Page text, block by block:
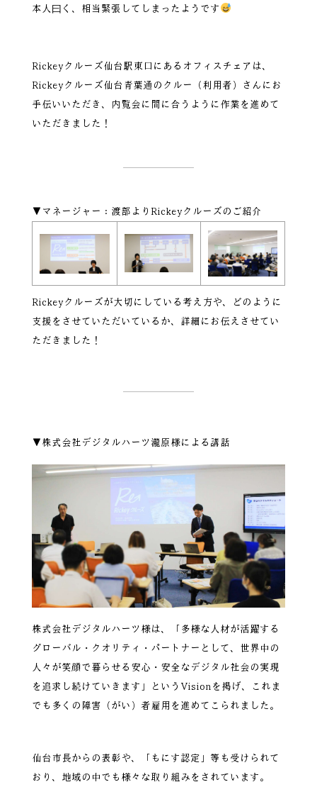
本人曰く、相当緊張してしまったようです
Rickeyクルーズ仙台駅東口にあるオフィスチェアは、
Rickeyクルーズ仙台青葉通のクルー（利用者）さんにお
手伝いいただき、内覧会に間に合うように作業を進めて
いただきました！
▼マネージャー：渡部よりRickeyクルーズのご紹介
Rickeyクルーズが大切にしている考え方や、どのように
支援をさせていただいているか、詳細にお伝えさせてい
ただきました！
▼株式会社デジタルハーツ瀧原様による講話
株式会社デジタルハーツ様は、「多様な人材が活躍する
グローバル・クオリティ・パートナーとして、世界中の
人々が笑顔で暮らせる安心・安全なデジタル社会の実現
を追求し続けていきます」というVisionを掲げ、これま
でも多くの障害（がい）者雇用を進めてこられました。
仙台市長からの表彰や、「もにす認定」等も受けられて
おり、地域の中でも様々な取り組みをされています。